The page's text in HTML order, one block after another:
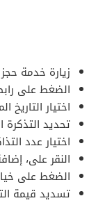
زيارة خدمة
الضغط على
اختيار التاريخ
تحديد التذكرة
اختيار عدد
النقر على،
الضغط على
تسديد قيمة